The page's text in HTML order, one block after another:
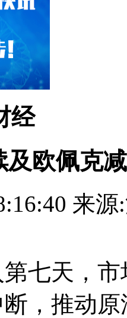
经
及欧佩克
来源
七天，
，推动